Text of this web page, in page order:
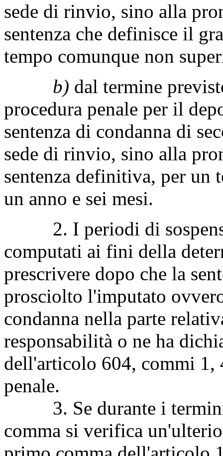
sede di rinvio, sino alla
sentenza che definisce il
tempo comunque non
b) dal termine
procedura penale per il
sentenza di condanna di
sede di rinvio, sino alla
sentenza definitiva, per un
un anno e sei mesi.
2. I periodi di
computati ai fini della
prescrivere dopo che la
prosciolto l'imputato
condanna nella parte
responsabilità o ne ha
dell'articolo 604, commi 1,
penale.
3. Se durante i termini
comma si verifica